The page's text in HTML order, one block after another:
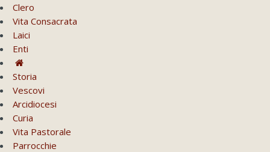
Clero
Vita Consacrata
Laici
Enti
Storia
Vescovi
Arcidiocesi
Curia
Vita Pastorale
Parrocchie